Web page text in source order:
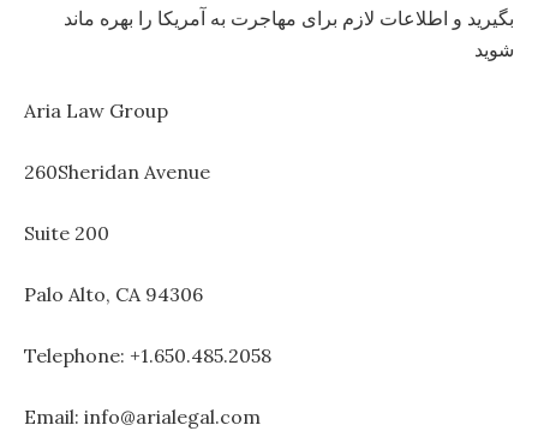
بگیرید و اطلاعات لازم برای مهاجرت به آمریکا را بهره ماند
شوید
Aria Law Group
260Sheridan Avenue
Suite 200
Palo Alto, CA 94306
Telephone: +1.650.485.2058
Email: info@arialegal.com